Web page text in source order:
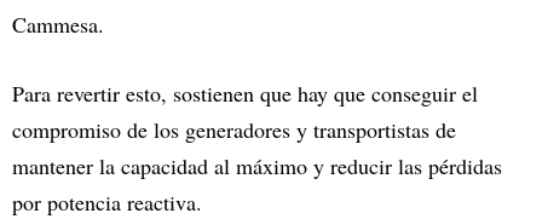
Cammesa.
Para revertir esto, sostienen que hay que conseguir el
compromiso de los generadores y transportistas de
mantener la capacidad al máximo y reducir las pérdidas
por potencia reactiva.